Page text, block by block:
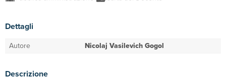
Dettagli
Autore Nicolaj Vasilevich Gogol
Descrizione